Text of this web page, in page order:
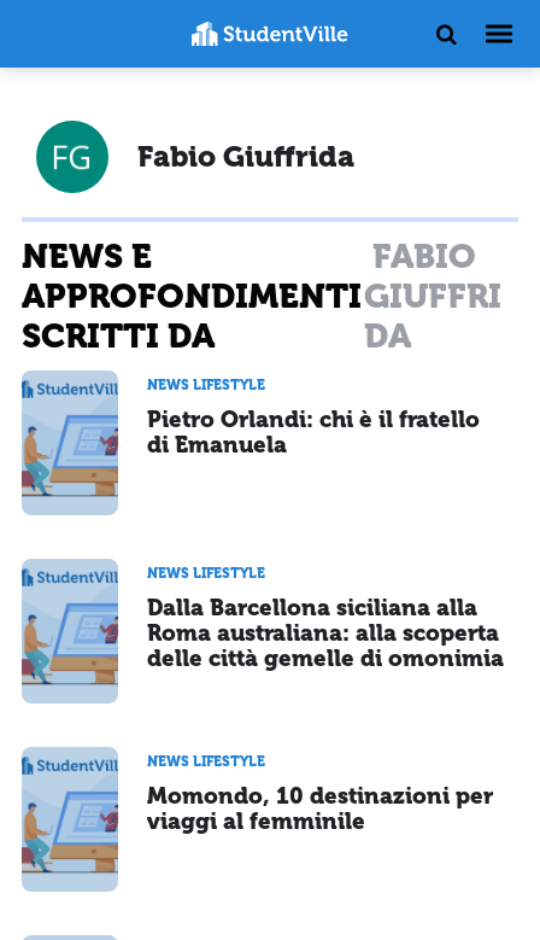
Fabio Giuffrida
NEWS E
APPROFONDIMENTI
SCRITTI DA
FABIO
GIUFFRI
DA
NEWS LIFESTYLE
Pietro Orlandi: chi è il fratello
di Emanuela
NEWS LIFESTYLE
Dalla Barcellona siciliana alla
Roma australiana: alla scoperta
delle città gemelle di omonimia
NEWS LIFESTYLE
Momondo, 10 destinazioni per
viaggi al femminile